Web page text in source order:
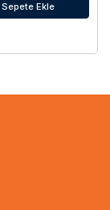
Sepete Ekle